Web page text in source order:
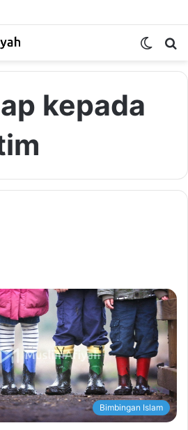
Switch
kepada
Bimbingan Islam